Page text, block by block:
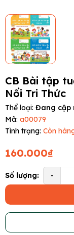
CB Bài tập
Nối Tri Thức
Thể loại: Đang cập
Mã: a00079
Tình trạng: Còn
160.000₫
Số lượng: -